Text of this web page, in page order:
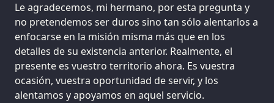
Le agradecemos, mi hermano, por esta pregunta y
no pretendemos ser duros sino tan sólo alentarlos a
enfocarse en la misión misma más que en los
detalles de su existencia anterior. Realmente, el
presente es vuestro territorio ahora. Es vuestra
ocasión, vuestra oportunidad de servir, y los
alentamos y apoyamos en aquel servicio.